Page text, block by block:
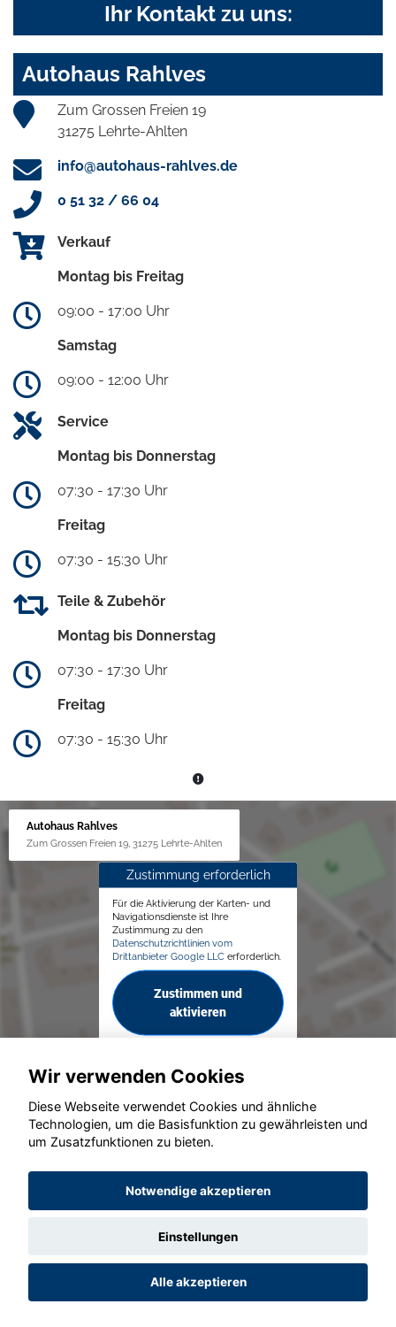
Ihr Kontakt zu uns:
Autohaus Rahlves
Zum Grossen Freien 19
31275 Lehrte-Ahlten
info@autohaus-rahlves.de
0 51 32 / 66 04
Verkauf
Montag bis Freitag
09:00 - 17:00 Uhr
Samstag
09:00 - 12:00 Uhr
Service
Montag bis Donnerstag
07:30 - 17:30 Uhr
Freitag
07:30 - 15:30 Uhr
Teile & Zubehör
Montag bis Donnerstag
07:30 - 17:30 Uhr
Freitag
07:30 - 15:30 Uhr
Autohaus Rahlves
Zum Grossen Freien 19, 31275 Lehrte-Ahlten
Zustimmung erforderlich
Für die Aktivierung der Karten- und
Navigationsdienste ist Ihre
Zustimmung zu den
Datenschutzrichtlinien vom
Drittanbieter Google LLC erforderlich.
Zustimmen und
aktivieren
© konjunkturmotor.de GmbH 2020 - 2026
Wir verwenden Cookies
Diese Webseite verwendet Cookies und ähnliche
Technologien, um die Basisfunktion zu gewährleisten und
um Zusatzfunktionen zu bieten.
Notwendige akzeptieren
Einstellungen
Alle akzeptieren